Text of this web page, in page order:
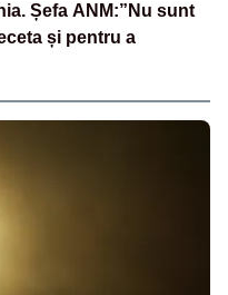
Șefa ANM:”Nu sunt
și pentru a